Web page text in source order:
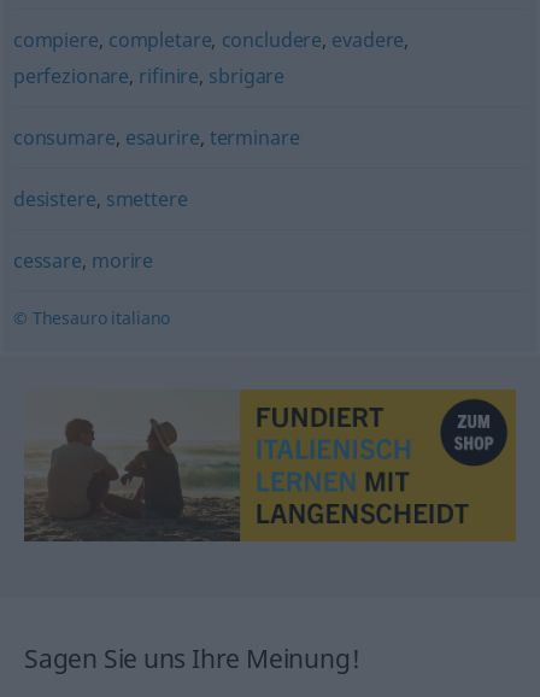
compiere, completare, concludere, evadere,
perfezionare, rifinire, sbrigare
consumare, esaurire, terminare
desistere, smettere
cessare, morire
© Thesauro italiano
Sagen Sie uns Ihre Meinung!